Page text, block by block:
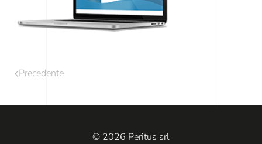
Precedente
© 2026 Peritus srl